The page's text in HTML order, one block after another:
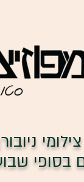
בסופי